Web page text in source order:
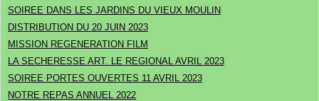
SOIREE DANS LES JARDINS DU VIEUX MOULIN
DISTRIBUTION DU 20 JUIN 2023
MISSION REGENERATION FILM
LA SECHERESSE ART. LE REGIONAL AVRIL 2023
SOIREE PORTES OUVERTES 11 AVRIL 2023
NOTRE REPAS ANNUEL 2022